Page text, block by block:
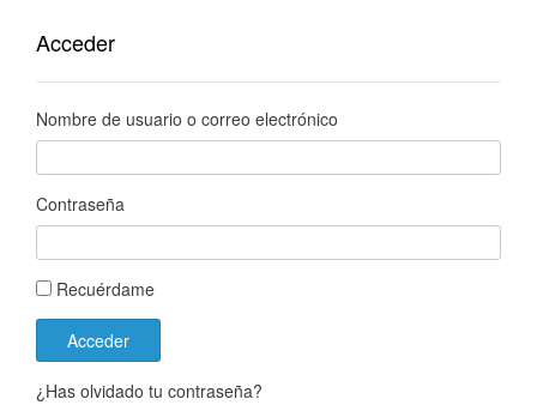
Acceder
Nombre de usuario o correo electrónico
Contraseña
Recuérdame
Acceder
¿Has olvidado tu contraseña?